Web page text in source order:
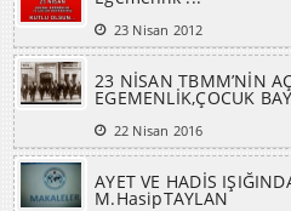
23 NİSAN TBMM’NİN
EGEMENLİK,ÇOCUK
AYET VE HADİS
M.HasipTAYLAN